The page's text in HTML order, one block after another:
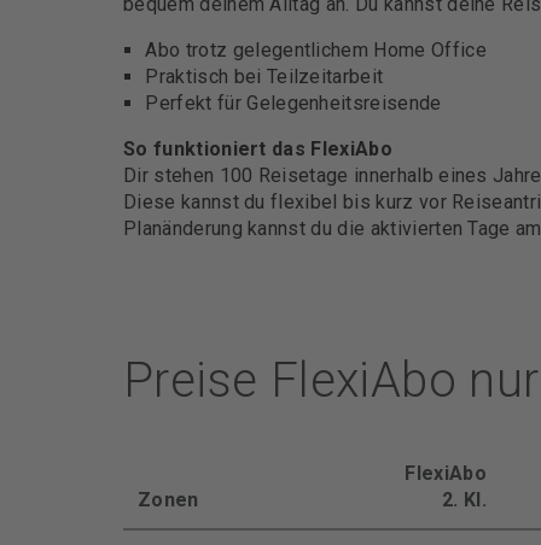
Abo trotz gelegentlichem Home Office
Praktisch bei Teilzeitarbeit
Perfekt für Gelegenheitsreisende
So funktioniert das FlexiAbo
Dir stehen 100 Reisetage innerhalb eines
Diese kannst du flexibel bis kurz vor
Planänderung kannst du die aktivierten Tage
Preise FlexiAbo
Zonen
FlexiAbo
2. Kl.